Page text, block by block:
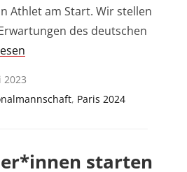
Athlet am Start. Wir stellen
des deutschen
2023
, Paris 2024
starten